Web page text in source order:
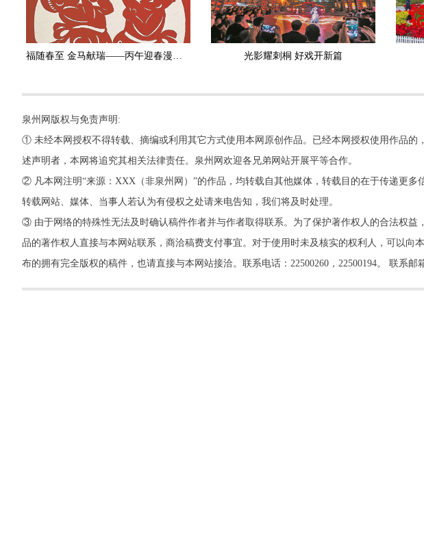
光影耀刺桐 好戏开新篇
泉州网版权与免责声明:
① 未经本网授权不得转载、摘编或利用其它方式使用本网原创作品。已经本网授权使用作品的
述声明者，本网将追究其相关法律责任。泉州网欢迎各兄弟网站开展平等合作。
② 凡本网注明“来源：XXX（非泉州网）”的作品，均转载自其他媒体，转载目的在于传递更多
转载网站、媒体、当事人若认为有侵权之处请来电告知，我们将及时处理。
③ 由于网络的特殊性无法及时确认稿件作者并与作者取得联系。为了保护著作权人的合法权益
品的著作权人直接与本网站联系，商洽稿费支付事宜。对于使用时未及核实的权利人，可以向
布的拥有完全版权的稿件，也请直接与本网站接洽。联系电话：22500260，22500194。 联系邮箱